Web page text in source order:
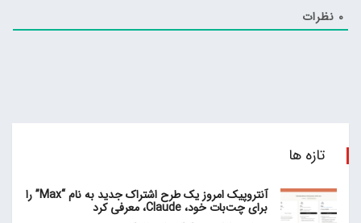
0 نظرات
تازه ها
آنتروپیک امروز یک طرح اشتراک جدید به نام “Max” را
برای چت‌بات خود، Claude، معرفی کرد